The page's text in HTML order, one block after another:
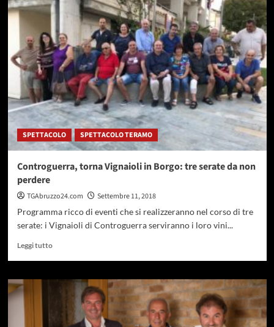
I
abruzzesi
alla
conquista
del
mondo:
tre
giorni
di
iniziative
SPETTACOLO SPETTACOLO TERAMO
Controguerra, torna Vignaioli in Borgo: tre serate da non
perdere
TGAbruzzo24.com
Settembre 11, 2018
Programma ricco di eventi che si realizzeranno nel corso di tre
serate: i Vignaioli di Controguerra serviranno i loro vini...
Leggi tuttoLeggi
su
Controguerra,
Vignaioli